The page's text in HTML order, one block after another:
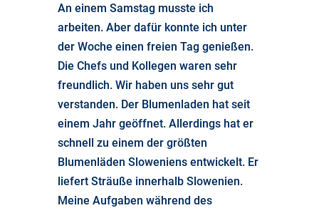
An einem Samstag musste ich
arbeiten. Aber dafür konnte ich unter
der Woche einen freien Tag genießen.
Die Chefs und Kollegen waren sehr
freundlich. Wir haben uns sehr gut
verstanden. Der Blumenladen hat seit
einem Jahr geöffnet. Allerdings hat er
schnell zu einem der größten
Blumenläden Sloweniens entwickelt. Er
liefert Sträuße innerhalb Slowenien.
Meine Aufgaben während des